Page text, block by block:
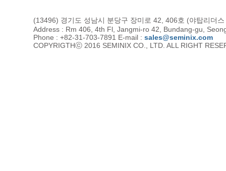
(13496) 경기도 성남시 분당구 장미로 42, 406호 (야탑리더
Address : Rm 406, 4th Fl, Jangmi-ro 42, Bundang-gu,
Phone : +82-31-703-7891 E-mail : sales@seminix.com
COPYRIGTHⓒ 2016 SEMINIX CO., LTD. ALL RIGHT